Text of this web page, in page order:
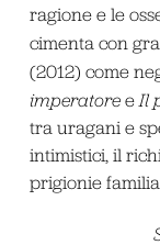
ragione e le
cimenta con
(2012) come
imperatoreeIl
tra uragani e
intimistici, il
prigionie